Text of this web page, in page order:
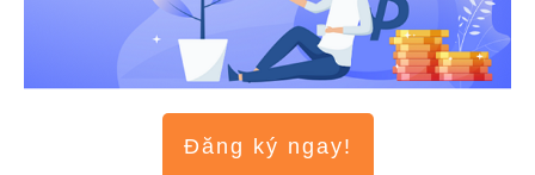
Đăng ký ngay!